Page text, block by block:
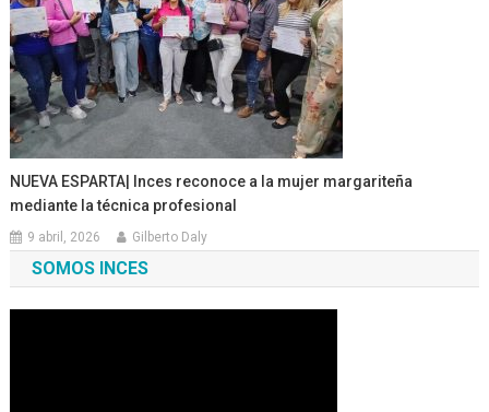
NUEVA ESPARTA| Inces reconoce a la mujer margariteña
mediante la técnica profesional
9 abril, 2026 Gilberto Daly
SOMOS INCES